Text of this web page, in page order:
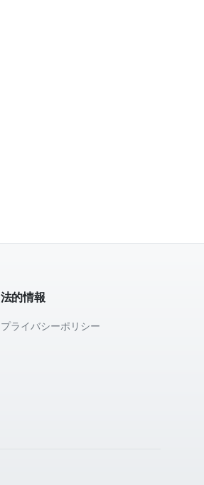
法的情報
プライバシーポリシー